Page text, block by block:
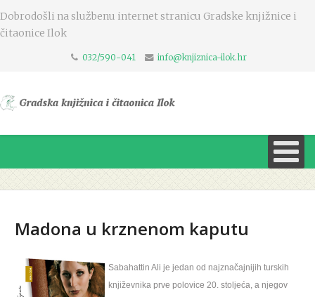
Dobrodošli na službenu internet stranicu Gradske knjižnice i
čitaonice Ilok
032/590-041 info@knjiznica-ilok.hr
Madona u krznenom kaputu
Sabahattin Ali je jedan od najznačajnijih turskih
književnika prve polovice 20. stoljeća, a njegov